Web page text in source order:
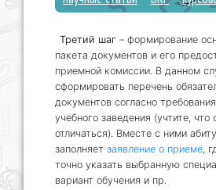
Третий шаг – формирование
пакета документов и его
приемной комиссии. В данном
сформировать перечень
документов согласно
учебного заведения (учтите, что
отличаться). Вместе с ними
заполняет заявление о приеме,
точно указать выбранную
вариант обучения и пр.